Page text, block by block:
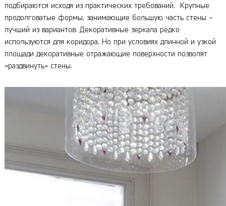
подбираются исходя из практических требований. Крупные
продолговатые формы, занимающие большую часть стены –
лучший из вариантов. Декоративные зеркала редко
используются для коридора. Но при условиях длинной и узкой
площади декоративные отражающие поверхности позволят
«раздвинуть» стены.